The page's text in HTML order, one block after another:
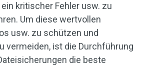
kritischer Fehler usw. zu
Um diese wertvollen
usw. zu schützen und
vermeiden, ist die Durchführung
die beste